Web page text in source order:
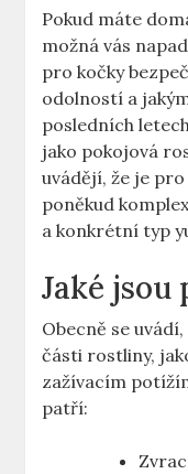
Pokud máte
možná vás
pro kočky
odolností a
posledních
jako pokojová
uvádějí, že je
poněkud
a konkrétní typ
Jaké
Obecně se
části rostliny,
zažívacím
patří: